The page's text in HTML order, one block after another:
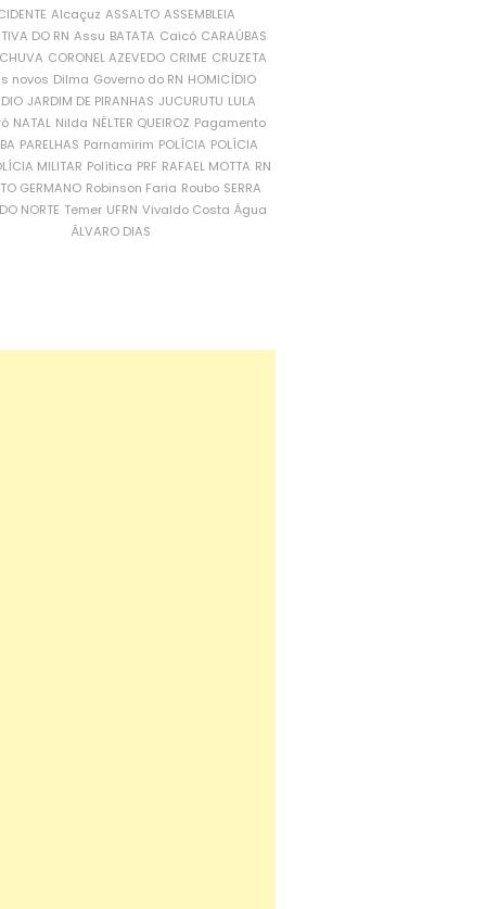
Alcaçuz ASSALTO ASSEMBLEIA
DO RN Assu BATATA Caicó CARAÚBAS
CORONEL AZEVEDO CRIME CRUZETA
novos Dilma Governo do RN HOMICÍDIO
JARDIM DE PIRANHAS JUCURUTU LULA
NATAL Nilda NÉLTER QUEIROZ Pagamento
PARELHAS Parnamirim POLÍCIA POLÍCIA
MILITAR Política PRF RAFAEL MOTTA RN
GERMANO Robinson Faria Roubo SERRA
NORTE Temer UFRN Vivaldo Costa Água
ÁLVARO DIAS